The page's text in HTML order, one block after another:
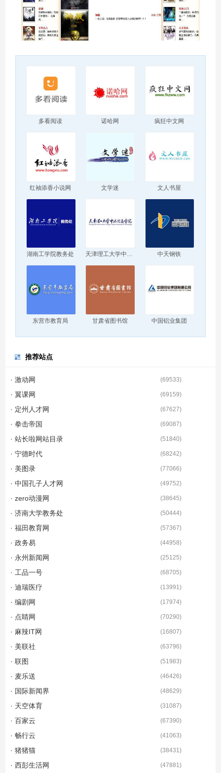
多看阅读 诺哈网 疯狂中文网
红袖添香小说网 文学迷 文人书屋
湖南工学院教务处 天津理工大学中环信息学院 中天钢铁
东营市教育局 甘肃省图书馆 中国铝业集团
推荐站点
· 激动网 (69533)
· 翼课网 (69159)
· 定州人才网 (67627)
· 拳击帝国 (69087)
· 站长啦网站目录 (51840)
· 宁德时代 (68242)
· 美图录 (77066)
· 中国孔子人才网 (49752)
· zero动漫网 (38645)
· 济南大学教务处 (50444)
· 福田教育网 (57367)
· 政务易 (44958)
· 永州新闻网 (25125)
· 工品一号 (68705)
· 迪瑞医疗 (13991)
· 编剧网 (17974)
· 点睛网 (70290)
· 麻辣IT网 (16807)
· 美联社 (63796)
· 联图 (51983)
· 麦乐送 (46426)
· 国际新闻界 (48629)
· 天空体育 (31087)
· 百家云 (67390)
· 畅行云 (41063)
· 猪猪猫 (38431)
· 西彭生活网 (47881)